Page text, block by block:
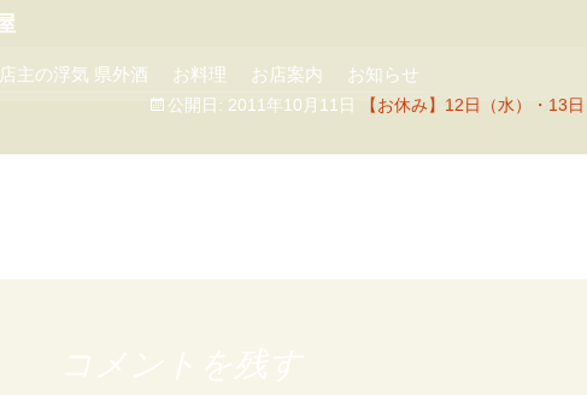
店主の浮気 県外酒 お料理 お店案内 お知らせ
公開日: 2011年10月11日 【お休み】12日（水）・13日
コメントを残す